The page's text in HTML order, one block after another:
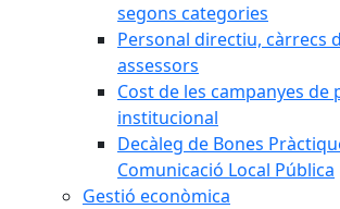
segons categories
Personal directiu, càrrecs
assessors
Cost de les campanyes de
institucional
Decàleg de Bones
Comunicació Local Pública
Gestió econòmica